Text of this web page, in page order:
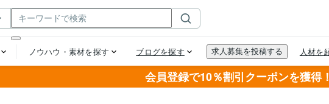
会員登録で10％割引クーポンを獲得！